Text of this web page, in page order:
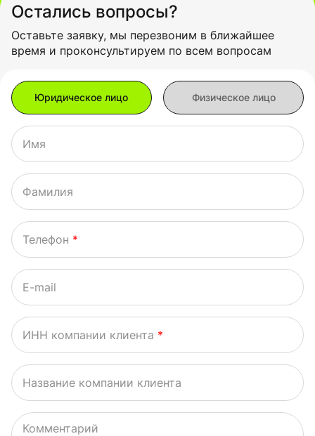
Остались вопросы?
Оставьте заявку, мы перезвоним в ближайшее
время и проконсультируем по всем вопросам
Имя
Фамилия
Телефон *
E-mail
ИНН компании клиента *
Название компании клиента
Комментарий